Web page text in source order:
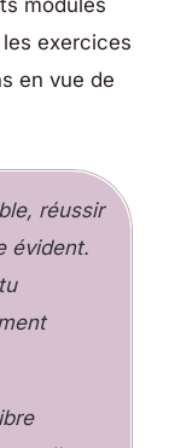
modules
exercices
en vue de
réussir
évident.